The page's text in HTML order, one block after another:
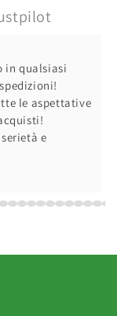
in qualsiasi
le aspettative
e